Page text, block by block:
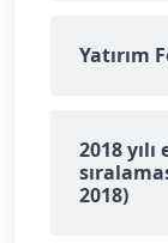
Yatırım
2018
2018)